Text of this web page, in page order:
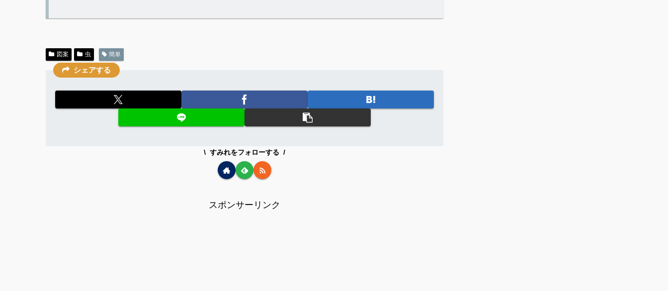
図案 虫 簡単
シェアする
すみれをフォローする
スポンサーリンク